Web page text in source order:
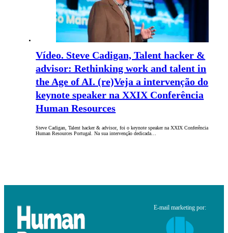
Vídeo. Steve Cadigan, Talent hacker &
advisor: Rethinking work and talent in
the Age of AI. (re)Veja a intervenção do
keynote speaker na XXIX Conferência
Human Resources
Steve Cadigan, Talent hacker & advisor, foi o keynote speaker na XXIX Conferência
Human Resources Portugal. Na sua intervenção dedicada…
E-mail marketing por: